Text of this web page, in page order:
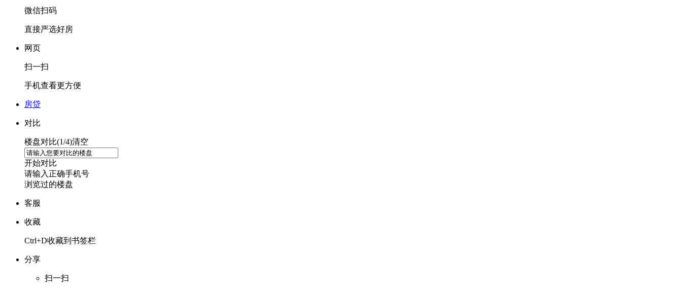
微信扫码
直接严选好房
网页
扫一扫
手机查看更方便
房贷
对比
楼盘对比(1/4)清空
开始对比
请输入正确手机号
浏览过的楼盘
客服
收藏
Ctrl+D收藏到书签栏
分享
扫一扫